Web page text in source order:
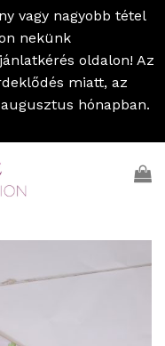
vagy nagyobb tétel
nekünk
oldalon! Az
miatt, az
hónapban.